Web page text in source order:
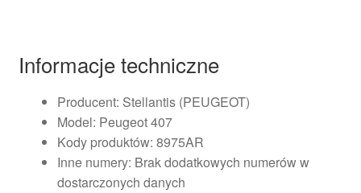
Informacje techniczne
Producent: Stellantis (PEUGEOT)
Model: Peugeot 407
Kody produktów: 8975AR
Inne numery: Brak dodatkowych numerów w
dostarczonych danych